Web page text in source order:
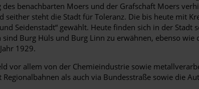
benachbarten Moers und der Grafschaft Moers
seither steht die Stadt für Toleranz. Die bis heute mit
Seidenstadt“ gewählt. Heute finden sich in der
Burg Hüls und Burg Linn zu erwähnen, ebenso
1929.
vor allem von der Chemieindustrie sowie
als auch via Bundesstraße sowie die